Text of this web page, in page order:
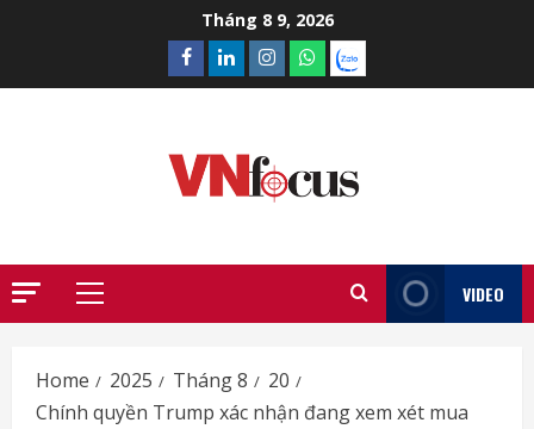
Tháng 8 9, 2026
Facebook
LinkedinInstagram
What’sapp
Zalo
Primary
VIDEO
Home 2025 Tháng 8
20
Chính quyền Trump xác nhận đang xem xét mua